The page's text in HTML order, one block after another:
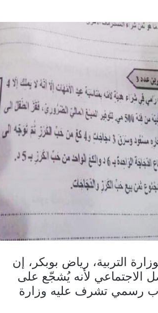
التربية، رياض بوبكر، إن
الاجتماعي لأنه يُشجّع على
رسمي تشرف عليه وزارة